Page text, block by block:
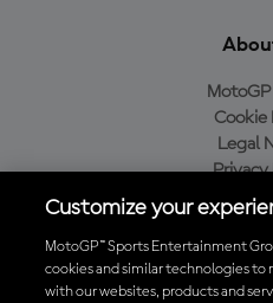
Cookie
Legal
Privacy
Baixe o aplicativo
Customize your
MotoGP™ Sports Entertainment
cookies and similar technologies to
with our websites, products and